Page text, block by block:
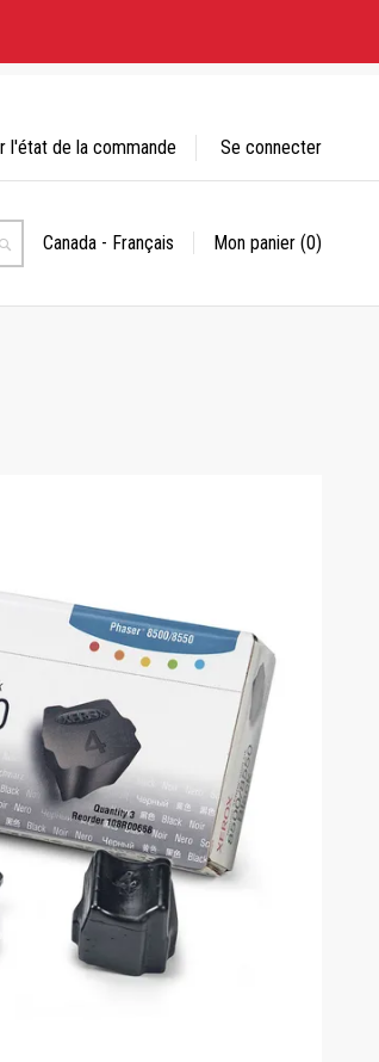
Recherche
Choisir
Canada - Français Mon panier (0)
l'état de la commande Se connecter